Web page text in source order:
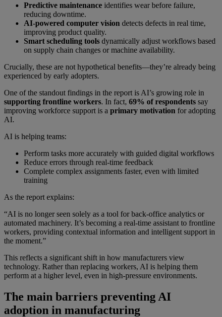
Predictive maintenance identifies wear before failure,
reducing downtime.
AI-powered computer vision detects defects in real time,
improving product quality.
Smart scheduling tools dynamically adjust workflows based
on supply chain changes or machine availability.
Crucially, these are not hypothetical benefits—they’re already being
experienced by early adopters.
One of the standout findings in the report is AI’s growing role in
supporting frontline workers. In fact, 69% of respondents say
improving workforce support is a primary motivation for adopting
AI.
AI is helping teams:
Perform tasks more accurately with guided digital workflows
Reduce errors through real-time feedback
Complete complex assignments faster, even with limited
training
As the report explains:
“AI is no longer seen solely as a tool for back-office analytics or
automated machinery. It’s becoming a real-time assistant to frontline
workers, providing contextual information and intelligent support in
the moment.”
This reflects a significant shift in how manufacturers view
technology. Rather than replacing workers, AI is helping them
perform at a higher level, even in high-pressure environments.
The main barriers preventing AI
adoption in manufacturing